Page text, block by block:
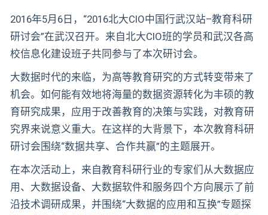
2016年5月6日，“2016北大CIO中国行武汉站–教育科研
研讨会”在武汉召开。来自北大CIO班的学员和武汉各高
校信息化建设班子共同参与了本次研讨会。
大数据时代的来临，为高等教育研究的方式转变带来了
机会。如何能有效地将海量的数据资源转化为丰硕的教
育研究成果，应用于改善教育的决策与实践，对教育研
究界来说意义重大。在这样的大背景下，本次教育科研
研讨会围绕“数据共享、合作共赢”的主题展开。
在本次活动上，来自教育科研行业的专家们从大数据应
用、大数据设备、大数据软件和服务四个方向展示了前
沿技术调研成果，并围绕“大数据的应用和互换”专题探